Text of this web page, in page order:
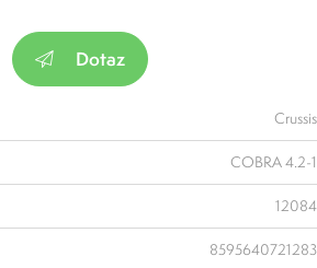
Dotaz
Crussis
COBRA 4.2-1
12084
8595640721283